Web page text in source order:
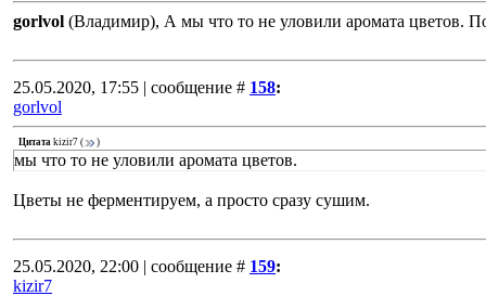
gorlvol (Владимир), А мы что то не уловили аромата цветов.
25.05.2020, 17:55 | сообщение # 158:
gorlvol
Цитата kizir7 ( )
мы что то не уловили аромата цветов.
Цветы не ферментируем, а просто сразу сушим.
25.05.2020, 22:00 | сообщение # 159:
kizir7